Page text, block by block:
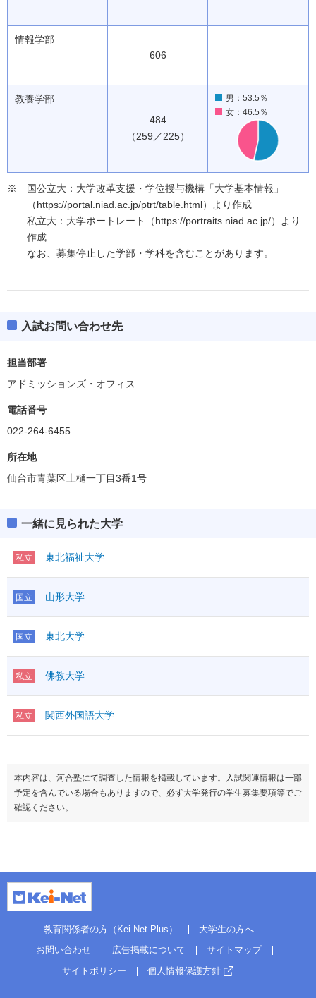
情報学部
606
教養学部
484
（259／225）
男：53.5％
女：46.5％
国公立大：大学改革支援・学位授与機構「大学基本情報」
（https://portal.niad.ac.jp/ptrt/table.html）より作成
私立大：大学ポートレート（https://portraits.niad.ac.jp/）より
作成
なお、募集停止した学部・学科を含むことがあります。
入試お問い合わせ先
担当部署
アドミッションズ・オフィス
電話番号
022-264-6455
所在地
仙台市青葉区土樋一丁目3番1号
一緒に見られた大学
私立 東北福祉大学
国立 山形大学
国立 東北大学
私立 佛教大学
私立 関西外国語大学
本内容は、河合塾にて調査した情報を掲載しています。入試関連情報は一部
予定を含んでいる場合もありますので、必ず大学発行の学生募集要項等でご
確認ください。
教育関係者の方（Kei-Net Plus）
大学生の方へ
お問い合わせ
広告掲載について
サイトマップ
サイトポリシー
個人情報保護方針